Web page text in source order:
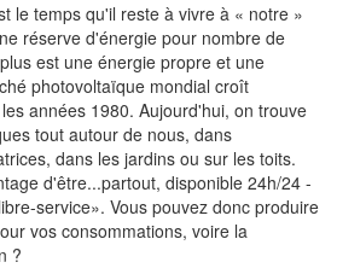
le temps qu'il reste à vivre à « notre »
réserve d'énergie pour nombre de
est une énergie propre et une
photovoltaïque mondial croît
années 1980. Aujourd'hui, on trouve
tout autour de nous, dans
dans les jardins ou sur les toits.
d'être...partout, disponible 24h/24 -
service». Vous pouvez donc produire
vos consommations, voire la
?